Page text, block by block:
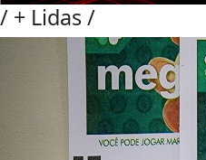
/ + Lidas/